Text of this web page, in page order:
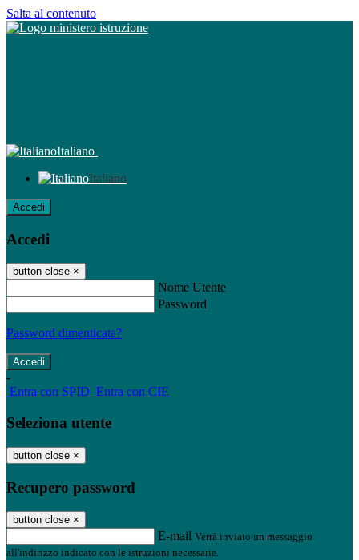
Salta al contenuto
Italiano
Italiano
Accedi
Accedi
button close ×
Nome Utente
Password
Password dimenticata?
-
Entra con SPID Entra con CIE
Seleziona utente
button close ×
Recupero password
button close ×
E-mail Verrà inviato un messaggio
all'indirizzo indicato con le istruzioni necessarie.